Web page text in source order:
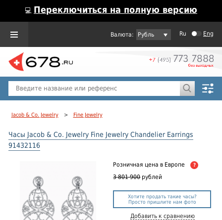
💻 Переключиться на полную версию
Рубль Ru Eng
Jacob & Co. Jewelry > Fine Jewelry
Часы Jacob & Co. Jewelry Fine Jewelry Chandelier Earrings
91432116
Розничная цена в Европе ?
3 801 900 рублей
Хотите продать такие часы?
Просто пришлите нам фото
Добавить к сравнению